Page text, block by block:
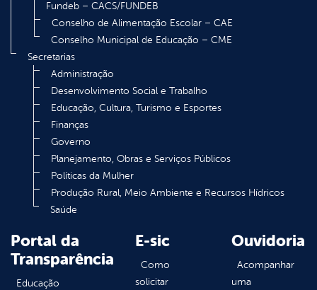
Fundeb – CACS/FUNDEB
Conselho de Alimentação Escolar – CAE
Conselho Municipal de Educação – CME
Secretarias
Administração
Desenvolvimento Social e Trabalho
Educação, Cultura, Turismo e Esportes
Finanças
Governo
Planejamento, Obras e Serviços Públicos
Políticas da Mulher
Produção Rural, Meio Ambiente e Recursos Hídricos
Saúde
Portal da
Transparência
Educação
E-sic
Como
solicitar
Ouvidoria
Acompanhar
uma